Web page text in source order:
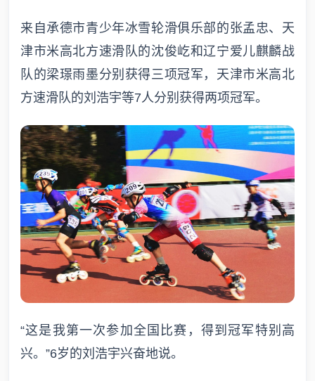
来自承德市青少年冰雪轮滑俱乐部的张孟忠、天
津市米高北方速滑队的沈俊屹和辽宁爱儿麒麟战
队的梁璟雨墨分别获得三项冠军，天津市米高北
方速滑队的刘浩宇等7人分别获得两项冠军。
“这是我第一次参加全国比赛，得到冠军特别高
兴。”6岁的刘浩宇兴奋地说。